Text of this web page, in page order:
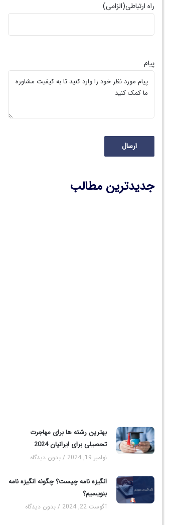
راه ارتباطی(الزامی)
پیام
جدیدترین مطالب
بهترین رشته ها برای مهاجرت
تحصیلی برای ایرانیان 2024
نوامبر 19, 2024 بدون دیدگاه
انگیزه نامه چیست؟ چگونه انگیزه نامه
بنویسیم؟
آگوست 22, 2024 بدون دیدگاه